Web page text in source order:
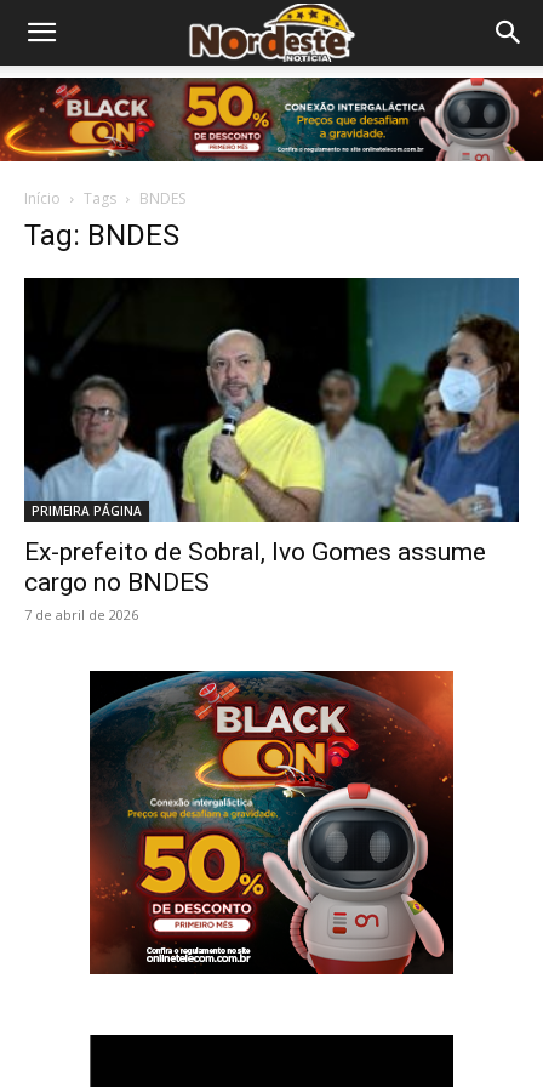
Início Tags BNDES
Tag: BNDES
PRIMEIRA PÁGINA
Ex-prefeito de Sobral, Ivo Gomes assume
cargo no BNDES
7 de abril de 2026